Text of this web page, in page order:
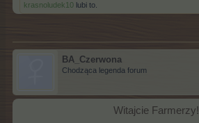
krasnoludek10 lubi to.
BA_Czerwona
Chodząca legenda forum
Witajcie Farmerzy!